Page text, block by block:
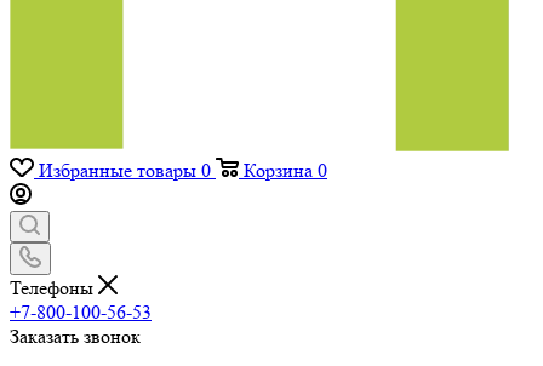
Избранные товары 0 Корзина 0
Телефоны
+7-800-100-56-53
Заказать звонок